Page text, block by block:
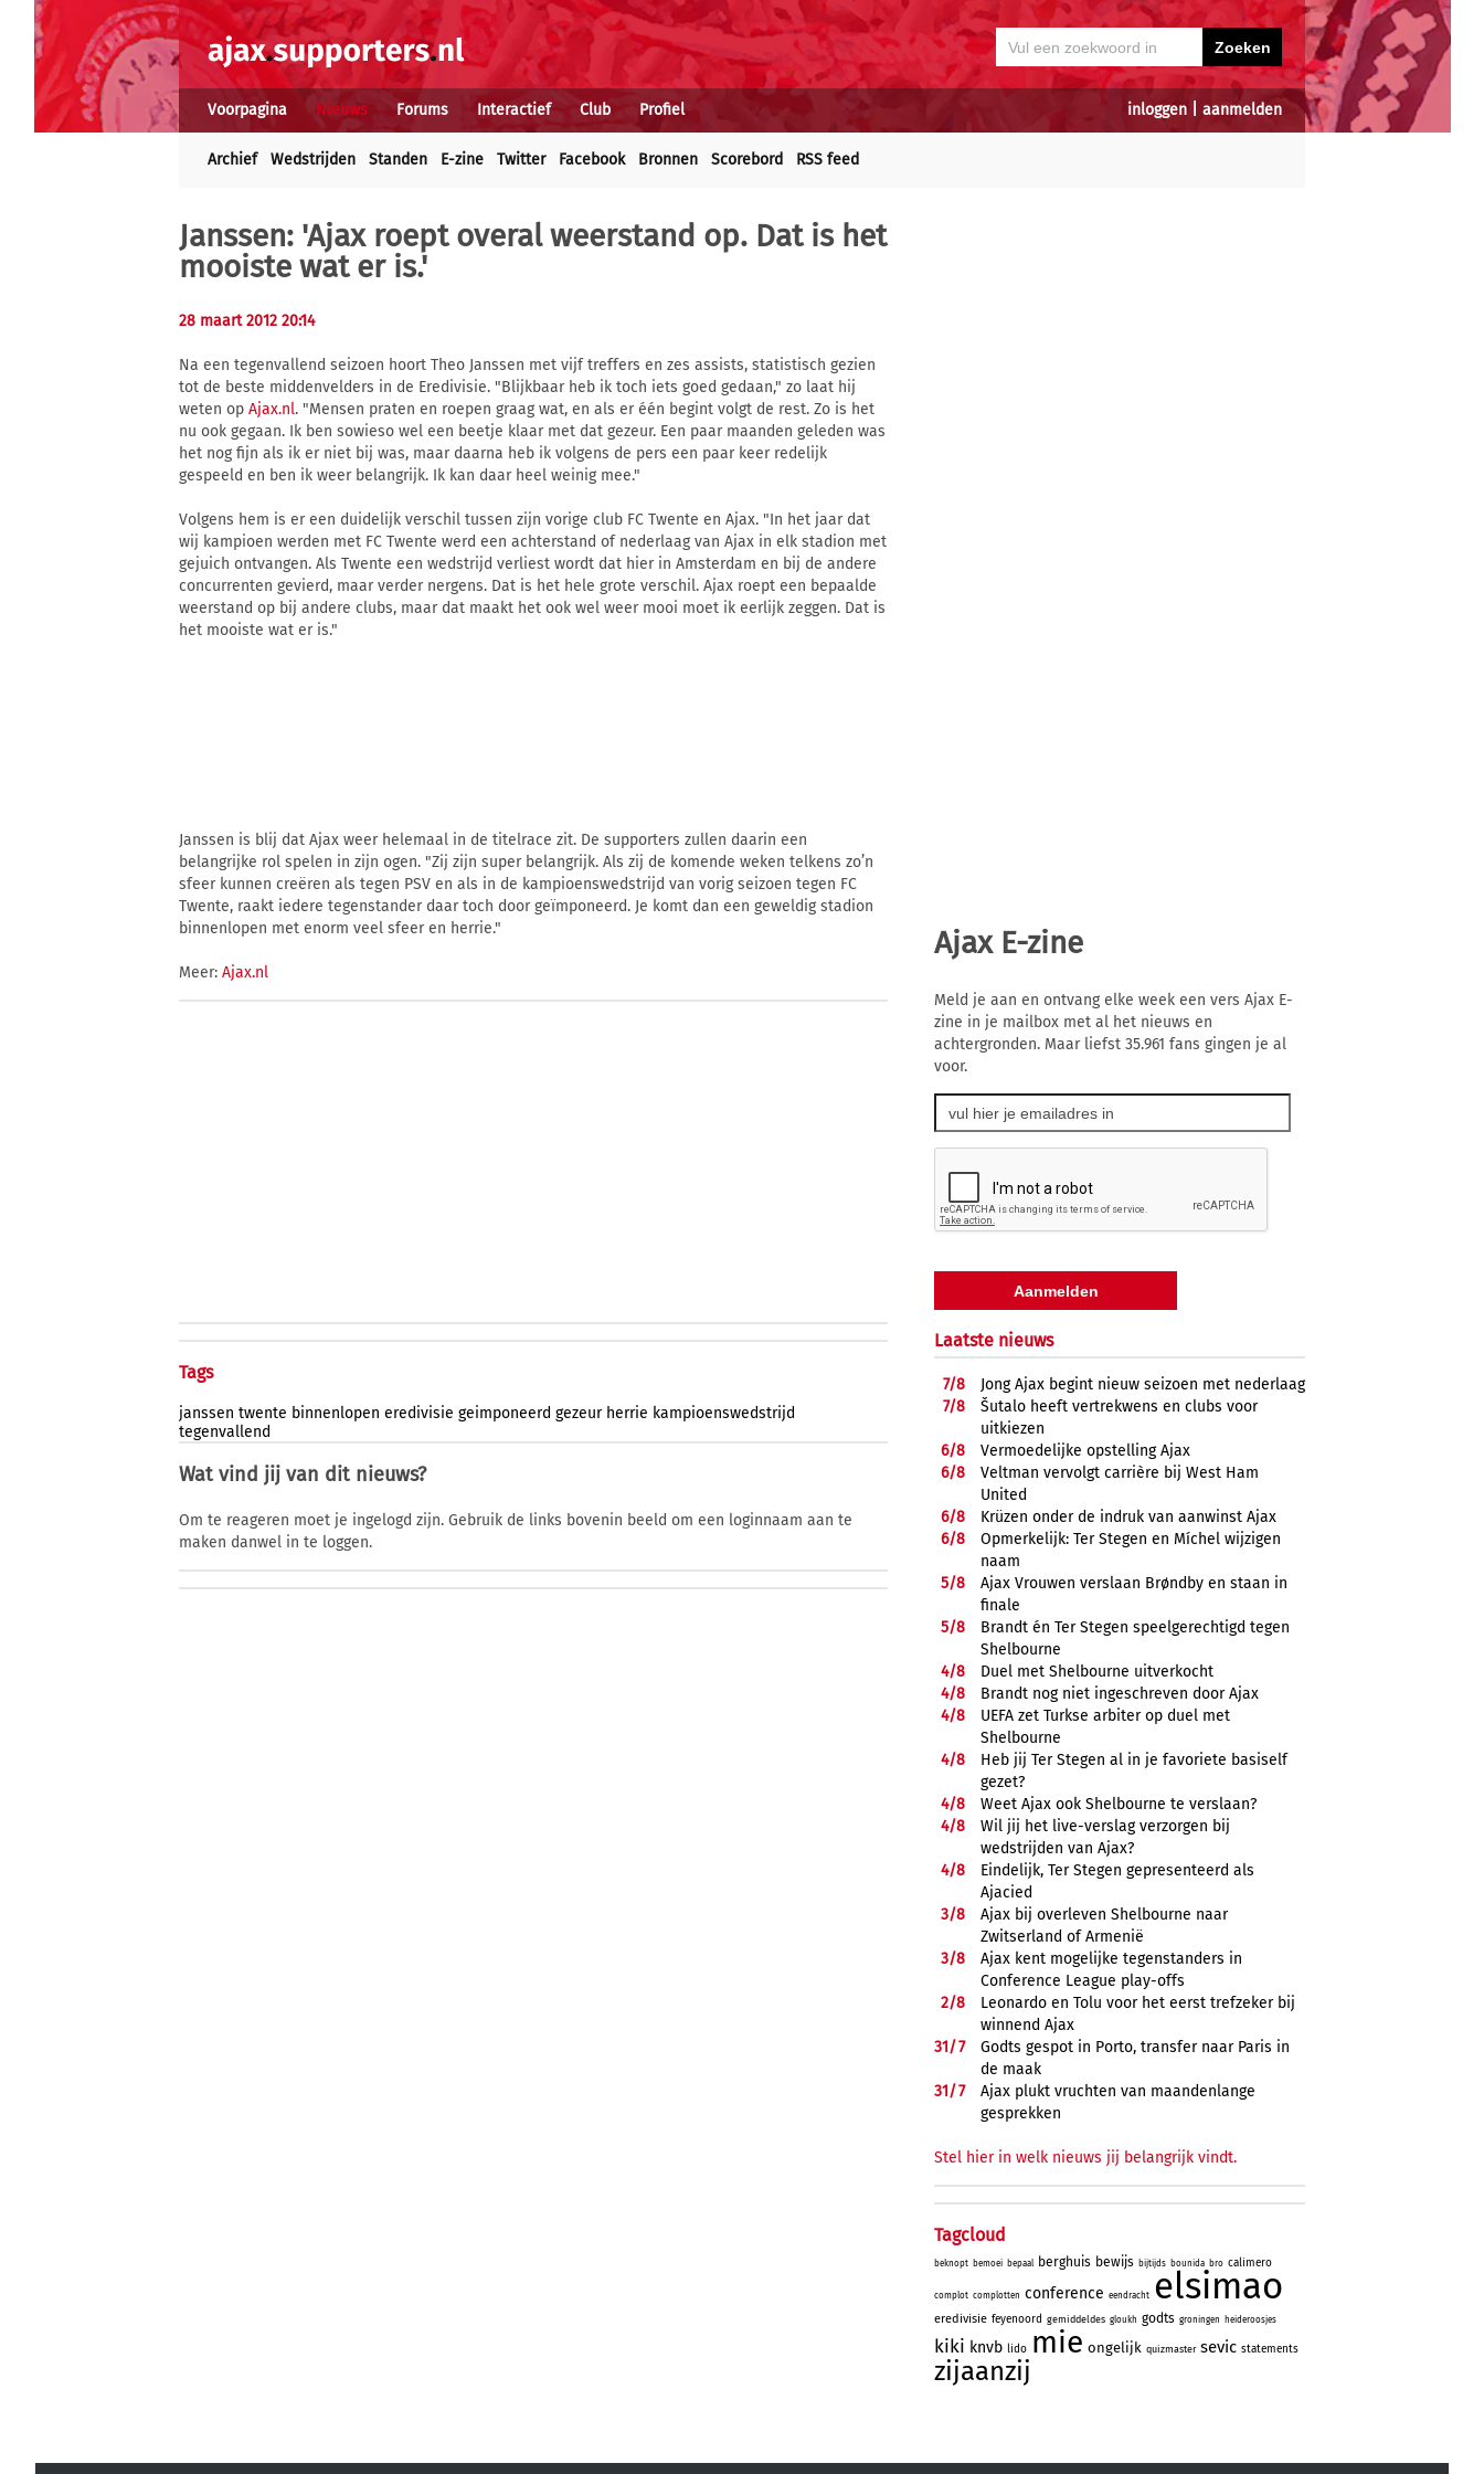
inloggen aanmelden
Voorpagina Nieuws Forums Interactief Club Profiel
Archief Wedstrijden Standen E-zine Twitter Facebook Bronnen Scorebord RSS feed
Janssen: 'Ajax roept overal weerstand op. Dat is het
mooiste wat er is.'
28 maart 2012 20:14
Na een tegenvallend seizoen hoort Theo Janssen met vijf treffers en zes assists, statistisch gezien
tot de beste middenvelders in de Eredivisie. "Blijkbaar heb ik toch iets goed gedaan," zo laat hij
weten op Ajax.nl. "Mensen praten en roepen graag wat, en als er één begint volgt de rest. Zo is het
nu ook gegaan. Ik ben sowieso wel een beetje klaar met dat gezeur. Een paar maanden geleden was
het nog fijn als ik er niet bij was, maar daarna heb ik volgens de pers een paar keer redelijk
gespeeld en ben ik weer belangrijk. Ik kan daar heel weinig mee."
Volgens hem is er een duidelijk verschil tussen zijn vorige club FC Twente en Ajax. "In het jaar dat
wij kampioen werden met FC Twente werd een achterstand of nederlaag van Ajax in elk stadion met
gejuich ontvangen. Als Twente een wedstrijd verliest wordt dat hier in Amsterdam en bij de andere
concurrenten gevierd, maar verder nergens. Dat is het hele grote verschil. Ajax roept een bepaalde
weerstand op bij andere clubs, maar dat maakt het ook wel weer mooi moet ik eerlijk zeggen. Dat is
het mooiste wat er is."
Janssen is blij dat Ajax weer helemaal in de titelrace zit. De supporters zullen daarin een
belangrijke rol spelen in zijn ogen. "Zij zijn super belangrijk. Als zij de komende weken telkens zo’n
sfeer kunnen creëren als tegen PSV en als in de kampioenswedstrijd van vorig seizoen tegen FC
Twente, raakt iedere tegenstander daar toch door geïmponeerd. Je komt dan een geweldig stadion
binnenlopen met enorm veel sfeer en herrie."
Meer: Ajax.nl
Tags
janssen twente binnenlopen eredivisie geimponeerd gezeur herrie kampioenswedstrijd
tegenvallend
Wat vind jij van dit nieuws?
Om te reageren moet je ingelogd zijn. Gebruik de links bovenin beeld om een loginnaam aan te
maken danwel in te loggen.
Ajax E-zine
Meld je aan en ontvang elke week een vers Ajax E-
zine in je mailbox met al het nieuws en
achtergronden. Maar liefst 35.961 fans gingen je al
voor.
Laatste nieuws
7/8
Jong Ajax begint nieuw seizoen met nederlaag
7/8
Šutalo heeft vertrekwens en clubs voor
uitkiezen
6/8
Vermoedelijke opstelling Ajax
6/8
Veltman vervolgt carrière bij West Ham
United
6/8
Krüzen onder de indruk van aanwinst Ajax
6/8
Opmerkelijk: Ter Stegen en Míchel wijzigen
naam
5/8
Ajax Vrouwen verslaan Brøndby en staan in
finale
5/8
Brandt én Ter Stegen speelgerechtigd tegen
Shelbourne
4/8
Duel met Shelbourne uitverkocht
4/8
Brandt nog niet ingeschreven door Ajax
4/8
UEFA zet Turkse arbiter op duel met
Shelbourne
4/8
Heb jij Ter Stegen al in je favoriete basiself
gezet?
4/8
Weet Ajax ook Shelbourne te verslaan?
4/8
Wil jij het live-verslag verzorgen bij
wedstrijden van Ajax?
4/8
Eindelijk, Ter Stegen gepresenteerd als
Ajacied
3/8
Ajax bij overleven Shelbourne naar
Zwitserland of Armenië
3/8
Ajax kent mogelijke tegenstanders in
Conference League play-offs
2/8
Leonardo en Tolu voor het eerst trefzeker bij
winnend Ajax
31/7
Godts gespot in Porto, transfer naar Paris in
de maak
31/7
Ajax plukt vruchten van maandenlange
gesprekken
Stel hier in welk nieuws jij belangrijk vindt.
Tagcloud
beknopt bemoei bepaal berghuis bewijs bijtijds bounida bro calimero
complot complotten conference eendracht elsimao
eredivisie feyenoord gemiddeldes gloukh godts groningen heideroosjes
kiki knvb lido mie ongelijk quizmaster sevic statements
zijaanzij